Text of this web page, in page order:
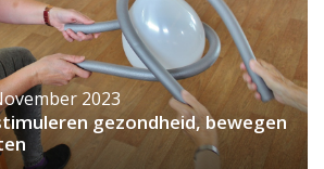
2023
gezondheid, bewegen